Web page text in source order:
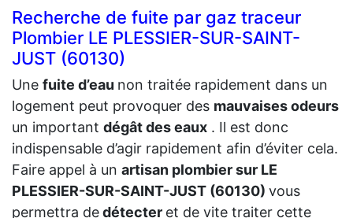
Recherche de fuite par gaz traceur
Plombier LE PLESSIER-SUR-SAINT-
JUST (60130)
Une fuite d’eau non traitée rapidement dans un
logement peut provoquer des mauvaises odeurs
un important dégât des eaux . Il est donc
indispensable d’agir rapidement afin d’éviter cela.
Faire appel à un artisan plombier sur LE
PLESSIER-SUR-SAINT-JUST (60130) vous
permettra dedétecter et de vite traiter cette